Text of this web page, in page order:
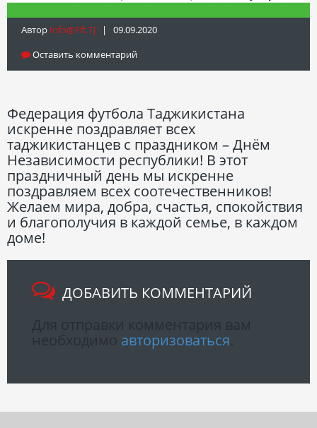
Автор Info@fft.tj | 09.09.2020
Оставить комментарий
Федерация футбола Таджикистана
искренне поздравляет всех
таджикистанцев с праздником – Днём
Независимости республики! В этот
праздничный день мы искренне
поздравляем всех соотечественников!
Желаем мира, добра, счастья, спокойствия
и благополучия в каждой семье, в каждом
доме!
ДОБАВИТЬ КОММЕНТАРИЙ
авторизоваться